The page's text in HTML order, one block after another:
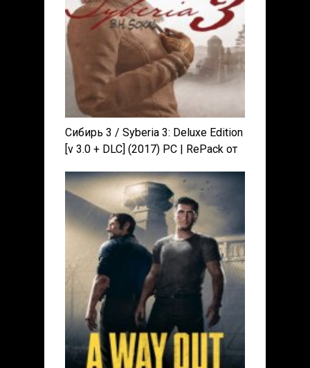
Сибирь 3 / Syberia 3: Deluxe Edition
[v 3.0 + DLC] (2017) PC | RePack от